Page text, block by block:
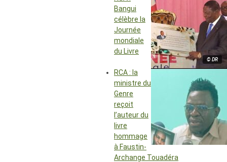
© DR
Bangui
célèbre la
Journée
mondiale
du Livre
RCA : la
ministre du
Genre
reçoit
l’auteur du
livre
hommage
à Faustin-
Archange Touadéra